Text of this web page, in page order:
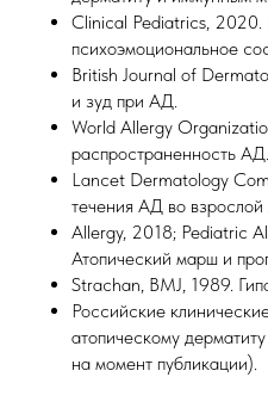
Clinical Pediatrics,
психоэмоциональное
British Journal of
и зуд при АД.
World Allergy
распространенность АД.
Lancet Dermatology
течения АД во взрослой
Allergy, 2018; Pediatric
Атопический марш и
Strachan, BMJ, 1989.
Российские
атопическому
на момент публикации).